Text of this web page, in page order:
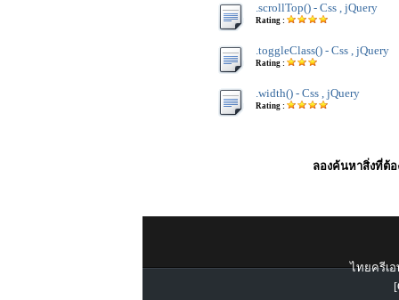
.scrollTop() - Css , jQuery
Rating :
.toggleClass() - Css , jQuery
Rating :
.width() - Css , jQuery
Rating :
ลองค้นหาสิ่งที่ต้อ
ไทยครีเอ
[